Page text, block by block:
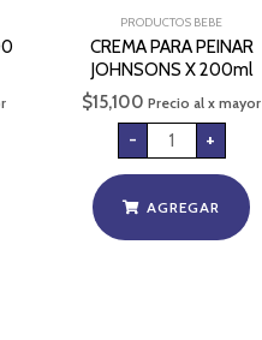
PRODUCTOS BEBE
CREMA PARA PEINAR
JOHNSONS X 200ml
$15,100 Precio al x mayor
- +
AGREGAR